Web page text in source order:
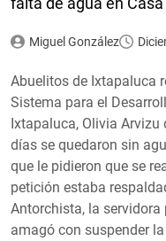
Miguel González
Abuelitos de Ixtapaluca
Sistema para el
Ixtapaluca, Olivia Arvizu
días se quedaron sin
que le pidieron que se
petición estaba
Antorchista, la
amagó con suspender